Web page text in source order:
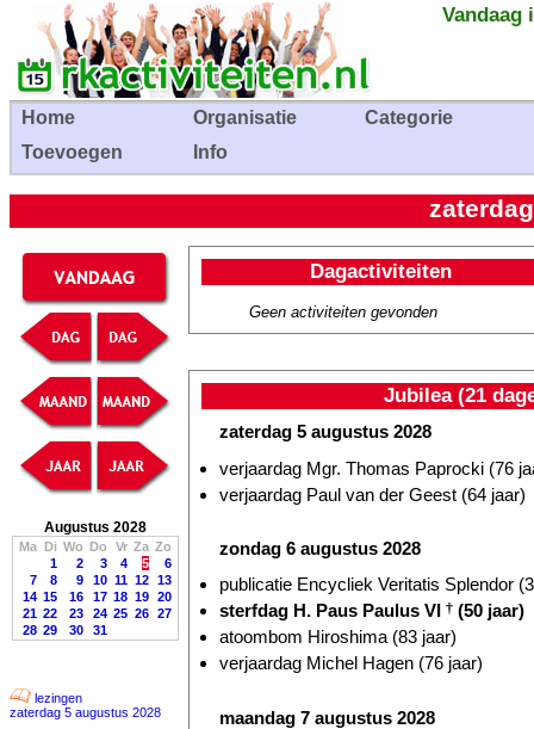
Vandaag
Home Organisatie
Categorie
Toevoegen
Info
Augustus 2028
Ma Di Wo Do Vr Za Zo
1
2 3 4 5
6
7
8 9 10 11 12 13
14 15 16 17 18 19 20
21 22 23 24 25 26 27
28 29 30 31
lezingen
zaterdag 5 augustus 2028
Dagactiviteiten
Geen activiteiten gevonden
Jubilea (21
zaterdag 5 augustus 2028
verjaardag Mgr. Thomas Paprocki (76
verjaardag Paul van der Geest (64 jaar)
zondag 6 augustus 2028
publicatie Encycliek Veritatis Splendor
sterfdag H. Paus Paulus VI † (50 jaar)
atoombom Hiroshima (83 jaar)
verjaardag Michel Hagen (76 jaar)
maandag 7 augustus 2028